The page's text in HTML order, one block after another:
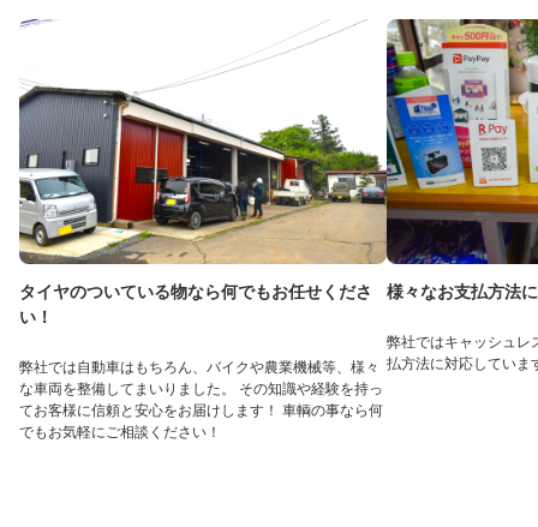
タイヤのついている物なら何でもお任せくださ
い！
弊社では自動車はもちろん、バイクや農業機械等、様々
な車両を整備してまいりました。 その知識や経験を持っ
てお客様に信頼と安心をお届けします！ 車輌の事なら何
でもお気軽にご相談ください！
様々なお支払方法
弊社ではキャッシュレ
払方法に対応していま